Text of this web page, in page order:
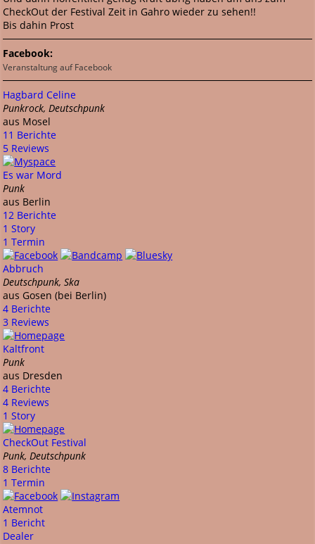
CheckOut der Festival Zeit in Gahro wieder zu sehen!!
Bis dahin Prost
Facebook:
Veranstaltung auf Facebook
Hagbard Celine
Punkrock, Deutschpunk
aus Mosel
11 Berichte
5 Reviews
Es war Mord
Punk
aus Berlin
12 Berichte
1 Story
1 Termin
Abbruch
Deutschpunk, Ska
aus Gosen (bei Berlin)
4 Berichte
3 Reviews
Kaltfront
Punk
aus Dresden
4 Berichte
4 Reviews
1 Story
CheckOut Festival
Punk, Deutschpunk
8 Berichte
1 Termin
Atemnot
1 Bericht
Dealer